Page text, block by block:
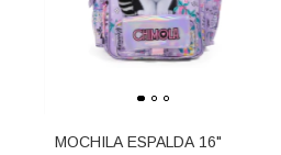
MOCHILA ESPALDA 16"